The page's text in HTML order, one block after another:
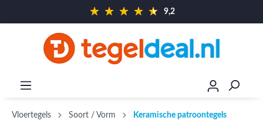
9,2
Vloertegels Soort / Vorm Keramische patroontegels